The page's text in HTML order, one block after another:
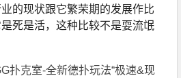
的现状跟它繁荣期的发展作比
死是活，这种比较不是耍流氓
扑克室-全新德扑玩法“极速&现